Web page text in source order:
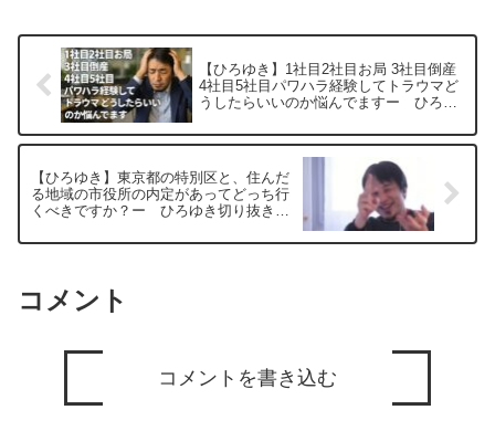
【ひろゆき】1社目2社目お局 3社目倒産
4社目5社目パワハラ経験してトラウマど
うしたらいいのか悩んでますー ひろゆ
【ひろゆき】東京都の特別区と、住んだ
る地域の市役所の内定があってどっち行
くべきですか？ー ひろゆき切り抜き
コメント
コメントを書き込む